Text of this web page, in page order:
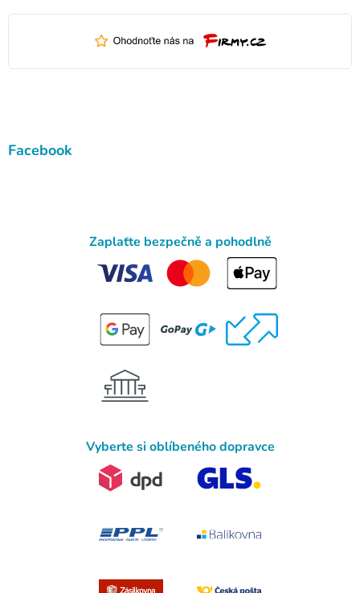
Facebook
Zaplaťte bezpečně a pohodlně
Vyberte si oblíbeného dopravce